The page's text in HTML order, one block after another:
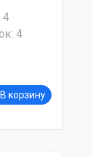
4
4
В корзину